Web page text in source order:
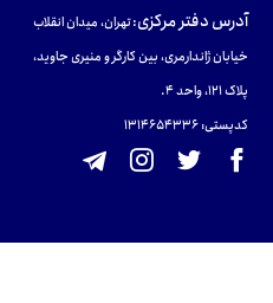
آدرس دفتر مرکزی:تهران، میدان انقلاب
خیابان ژاندارمری، بین کارگر و منیری جاوید،
پلاک 121، واحد ۴.
کدپستی: 131465433۶